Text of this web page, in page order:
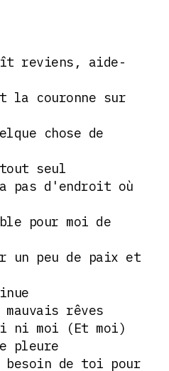
reviens, aide-
la couronne sur
chose de
seul
d'endroit où
pour moi de
un peu de paix et
rêves
moi (Et moi)
pleure
de toi pour